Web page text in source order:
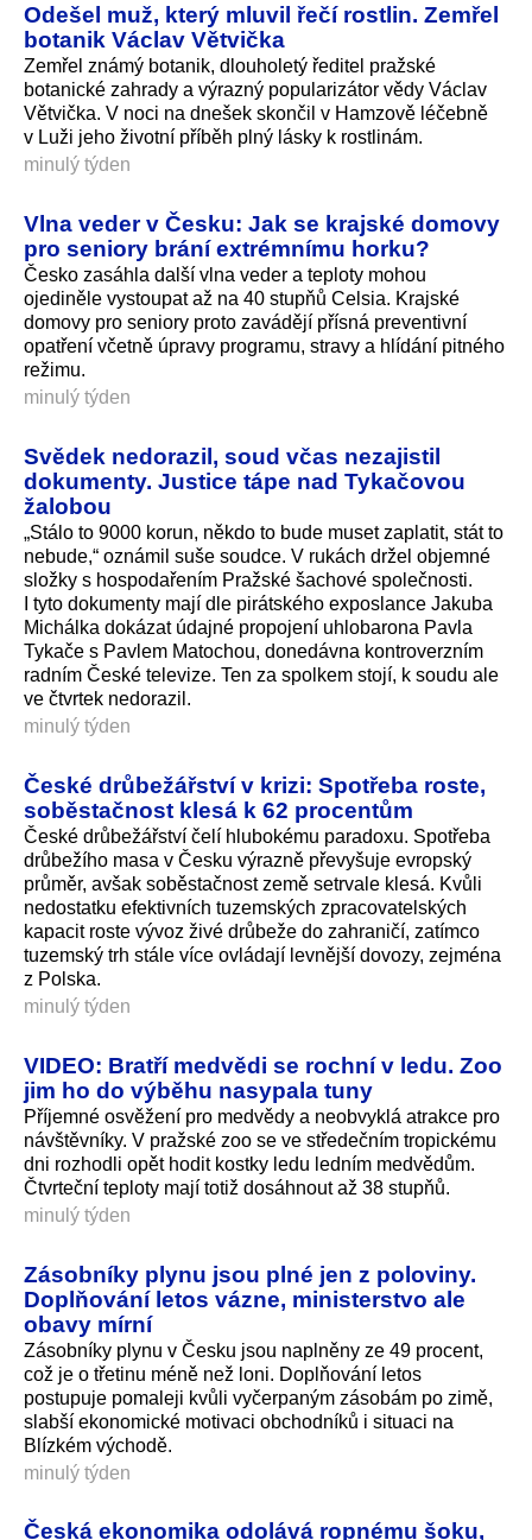
Odešel muž, který mluvil řečí rostlin. Zemřel
botanik Václav Větvička
Zemřel známý botanik, dlouholetý ředitel pražské
botanické zahrady a výrazný popularizátor vědy Václav
Větvička. V noci na dnešek skončil v Hamzově léčebně
v Luži jeho životní příběh plný lásky k rostlinám.
minulý týden
Vlna veder v Česku: Jak se krajské domovy
pro seniory brání extrémnímu horku?
Česko zasáhla další vlna veder a teploty mohou
ojediněle vystoupat až na 40 stupňů Celsia. Krajské
domovy pro seniory proto zavádějí přísná preventivní
opatření včetně úpravy programu, stravy a hlídání pitného
režimu.
minulý týden
Svědek nedorazil, soud včas nezajistil
dokumenty. Justice tápe nad Tykačovou
žalobou
„Stálo to 9000 korun, někdo to bude muset zaplatit, stát to
nebude,“ oznámil suše soudce. V rukách držel objemné
složky s hospodařením Pražské šachové společnosti.
I tyto dokumenty mají dle pirátského exposlance Jakuba
Michálka dokázat údajné propojení uhlobarona Pavla
Tykače s Pavlem Matochou, donedávna kontroverzním
radním České televize. Ten za spolkem stojí, k soudu ale
ve čtvrtek nedorazil.
minulý týden
České drůbežářství v krizi: Spotřeba roste,
soběstačnost klesá k 62 procentům
České drůbežářství čelí hlubokému paradoxu. Spotřeba
drůbežího masa v Česku výrazně převyšuje evropský
průměr, avšak soběstačnost země setrvale klesá. Kvůli
nedostatku efektivních tuzemských zpracovatelských
kapacit roste vývoz živé drůbeže do zahraničí, zatímco
tuzemský trh stále více ovládají levnější dovozy, zejména
z Polska.
minulý týden
VIDEO: Bratří medvědi se rochní v ledu. Zoo
jim ho do výběhu nasypala tuny
Příjemné osvěžení pro medvědy a neobvyklá atrakce pro
návštěvníky. V pražské zoo se ve středečním tropickému
dni rozhodli opět hodit kostky ledu ledním medvědům.
Čtvrteční teploty mají totiž dosáhnout až 38 stupňů.
minulý týden
Zásobníky plynu jsou plné jen z poloviny.
Doplňování letos vázne, ministerstvo ale
obavy mírní
Zásobníky plynu v Česku jsou naplněny ze 49 procent,
což je o třetinu méně než loni. Doplňování letos
postupuje pomaleji kvůli vyčerpaným zásobám po zimě,
slabší ekonomické motivaci obchodníků i situaci na
Blízkém východě.
minulý týden
Česká ekonomika odolává ropnému šoku,